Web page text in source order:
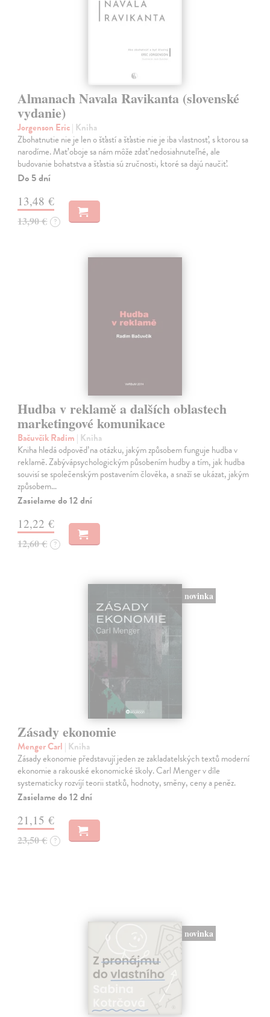
Almanach Navala Ravikanta (slovenské
vydanie)
Jorgenson Eric| Kniha
Zbohatnutie nie je len o šťastí a šťastie nie je iba vlastnosť, s ktorou sa
narodíme. Mať oboje sa nám môže zdať nedosiahnuteľné, ale
budovanie bohatstva a šťastia sú zručnosti, ktoré sa dajú naučiť.
Do 5 dní
13,48 €
13,90 € ?
Hudba v reklamě a dalších oblastech
marketingové komunikace
Bačuvčík Radim | Kniha
Kniha hledá odpověď na otázku, jakým způsobem funguje hudba v
reklamě. Zabývápsychologickým působením hudby a tím, jak hudba
souvisí se společenským postavením člověka, a snaží se ukázat, jakým
způsobem…
Zasielame do 12 dní
12,22 €
12,60 € ?
novinka
Zásady ekonomie
Menger Carl | Kniha
Zásady ekonomie představují jeden ze zakladatelských textů moderní
ekonomie a rakouské ekonomické školy. Carl Menger v díle
systematicky rozvíjí teorii statků, hodnoty, směny, ceny a peněz.
Zasielame do 12 dní
21,15 €
23,50 € ?
novinka